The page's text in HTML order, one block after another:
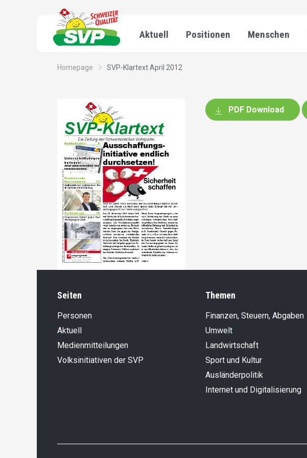
Aktuell Positionen Menschen
Homepage SVP-Klartext April 2012
PDF Download
Seiten
Personen
Aktuell
Medienmitteilungen
Volksinitiativen der SVP
Themen
Finanzen, Steuern, Abgaben
Umwelt
Landwirt­schaft
Sport und Kultur
Ausländer­politik
Internet und Digitalisierung